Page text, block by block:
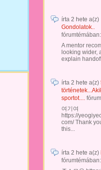
írta 2 hete a(z)
Gondolatok..
fórumtémában:
A mentor
looking wider,
explain
írta 2 hete a(z)
sportot....
여기여
https://
com/ Thank
this...
írta 2 hete a(z)
fórumtémában: